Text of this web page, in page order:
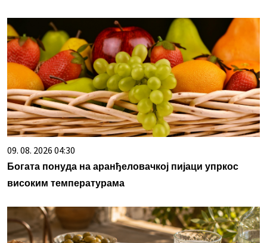
09. 08. 2026 04:30
Богата понуда на аранђеловачкој пијаци упркос
високим температурама